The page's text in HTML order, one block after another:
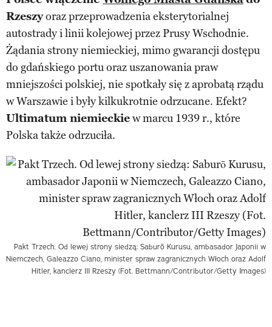
Rzeszyoraz przeprowadzenia eksterytorialnej
autostrady i linii kolejowej przez Prusy Wschodnie.
Żądania strony niemieckiej, mimo gwarancji dostępu
do gdańskiego portu oraz uszanowania praw
mniejszości polskiej, nie spotkały się z aprobatą rządu
w Warszawie i były kilkukrotnie odrzucane. Efekt?
Ultimatum niemieckiew marcu 1939 r., które
Polska także odrzuciła.
Pakt Trzech. Od lewej strony siedzą: Saburō Kurusu, ambasador Japonii w
Niemczech, Galeazzo Ciano, minister spraw zagranicznych Włoch oraz Adolf
Hitler, kanclerz III Rzeszy (Fot. Bettmann/Contributor/Getty Images)